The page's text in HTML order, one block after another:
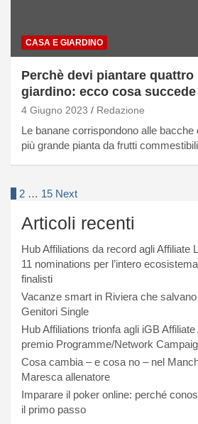
CASA E GIARDINO
Perchè devi piantare quattro
giardino: ecco cosa succede
4 Giugno 2023 Redazione
Le banane corrispondono alle bacche
più grande pianta da frutti
Paginazione
degli
articoli
1 2 … 15 Next
Articoli recenti
Hub Affiliations da record agli Affiliate
11 nominations per l’intero
finalisti
Vacanze smart in Riviera che
Genitori Single
Hub Affiliations trionfa agli iGB
premio Programme/Network
Cosa cambia – e cosa no – nel
Maresca allenatore
Imparare il poker online: perché
il primo passo